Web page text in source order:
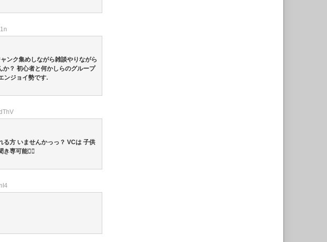
ンク集めしながら雑談やりながら
？ 初心者と何かしらのグループ
ンジョイ勢です.
る方 いませんかっっ？ VCは 子供
専可能🙆‍♀️